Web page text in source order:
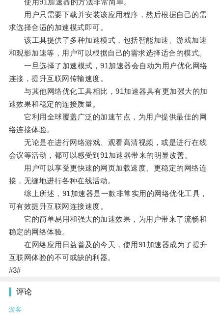
使用91加速器的方法非常简单。
用户只需要下载并安装该应用程序，然后根据自己的需
求选择合适的加速模式即可。
该工具提供了多种加速模式，包括智能加速、游戏加速
和观影加速等，用户可以根据自己的需求选择适合的模式。
一旦选择了加速模式，91加速器会自动为用户优化网络
连接，提升互联网传输速度。
与其他网络优化工具相比，91加速器具有更加强大的加
速效果和稳定的连接质量。
它利用全球覆盖广泛的加速节点，为用户提供最佳的网
络连接体验。
无论是在进行网络游戏、观看高清视频，或是进行在线
会议等活动，都可以感受到91加速器带来的明显改善。
用户可以享受更快速的网页加载速度、更稳定的网络连
接，无缝地进行各种在线活动。
综上所述，91加速器是一款非常实用的网络优化工具，
可有效提升互联网连接速度。
它的简单易用和强大的加速效果，为用户带来了流畅和
稳定的网络体验。
在网络应用日益普及的今天，使用91加速器成为了提升
互联网体验的不可或缺的利器。
#3#
评论
游客